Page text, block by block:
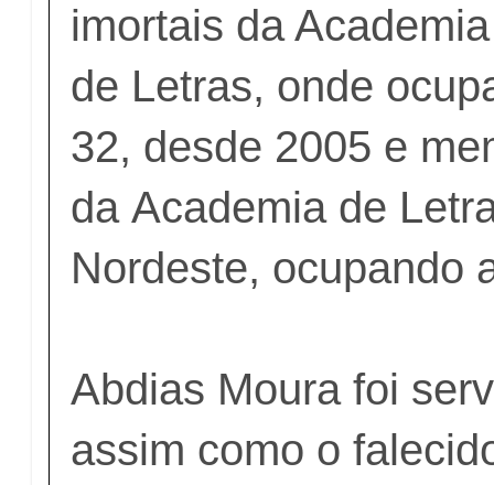
imortais da
de Letras, onde
32, desde 2005 e
da Academia de
Nordeste, ocupando
Abdias Moura foi
assim como o